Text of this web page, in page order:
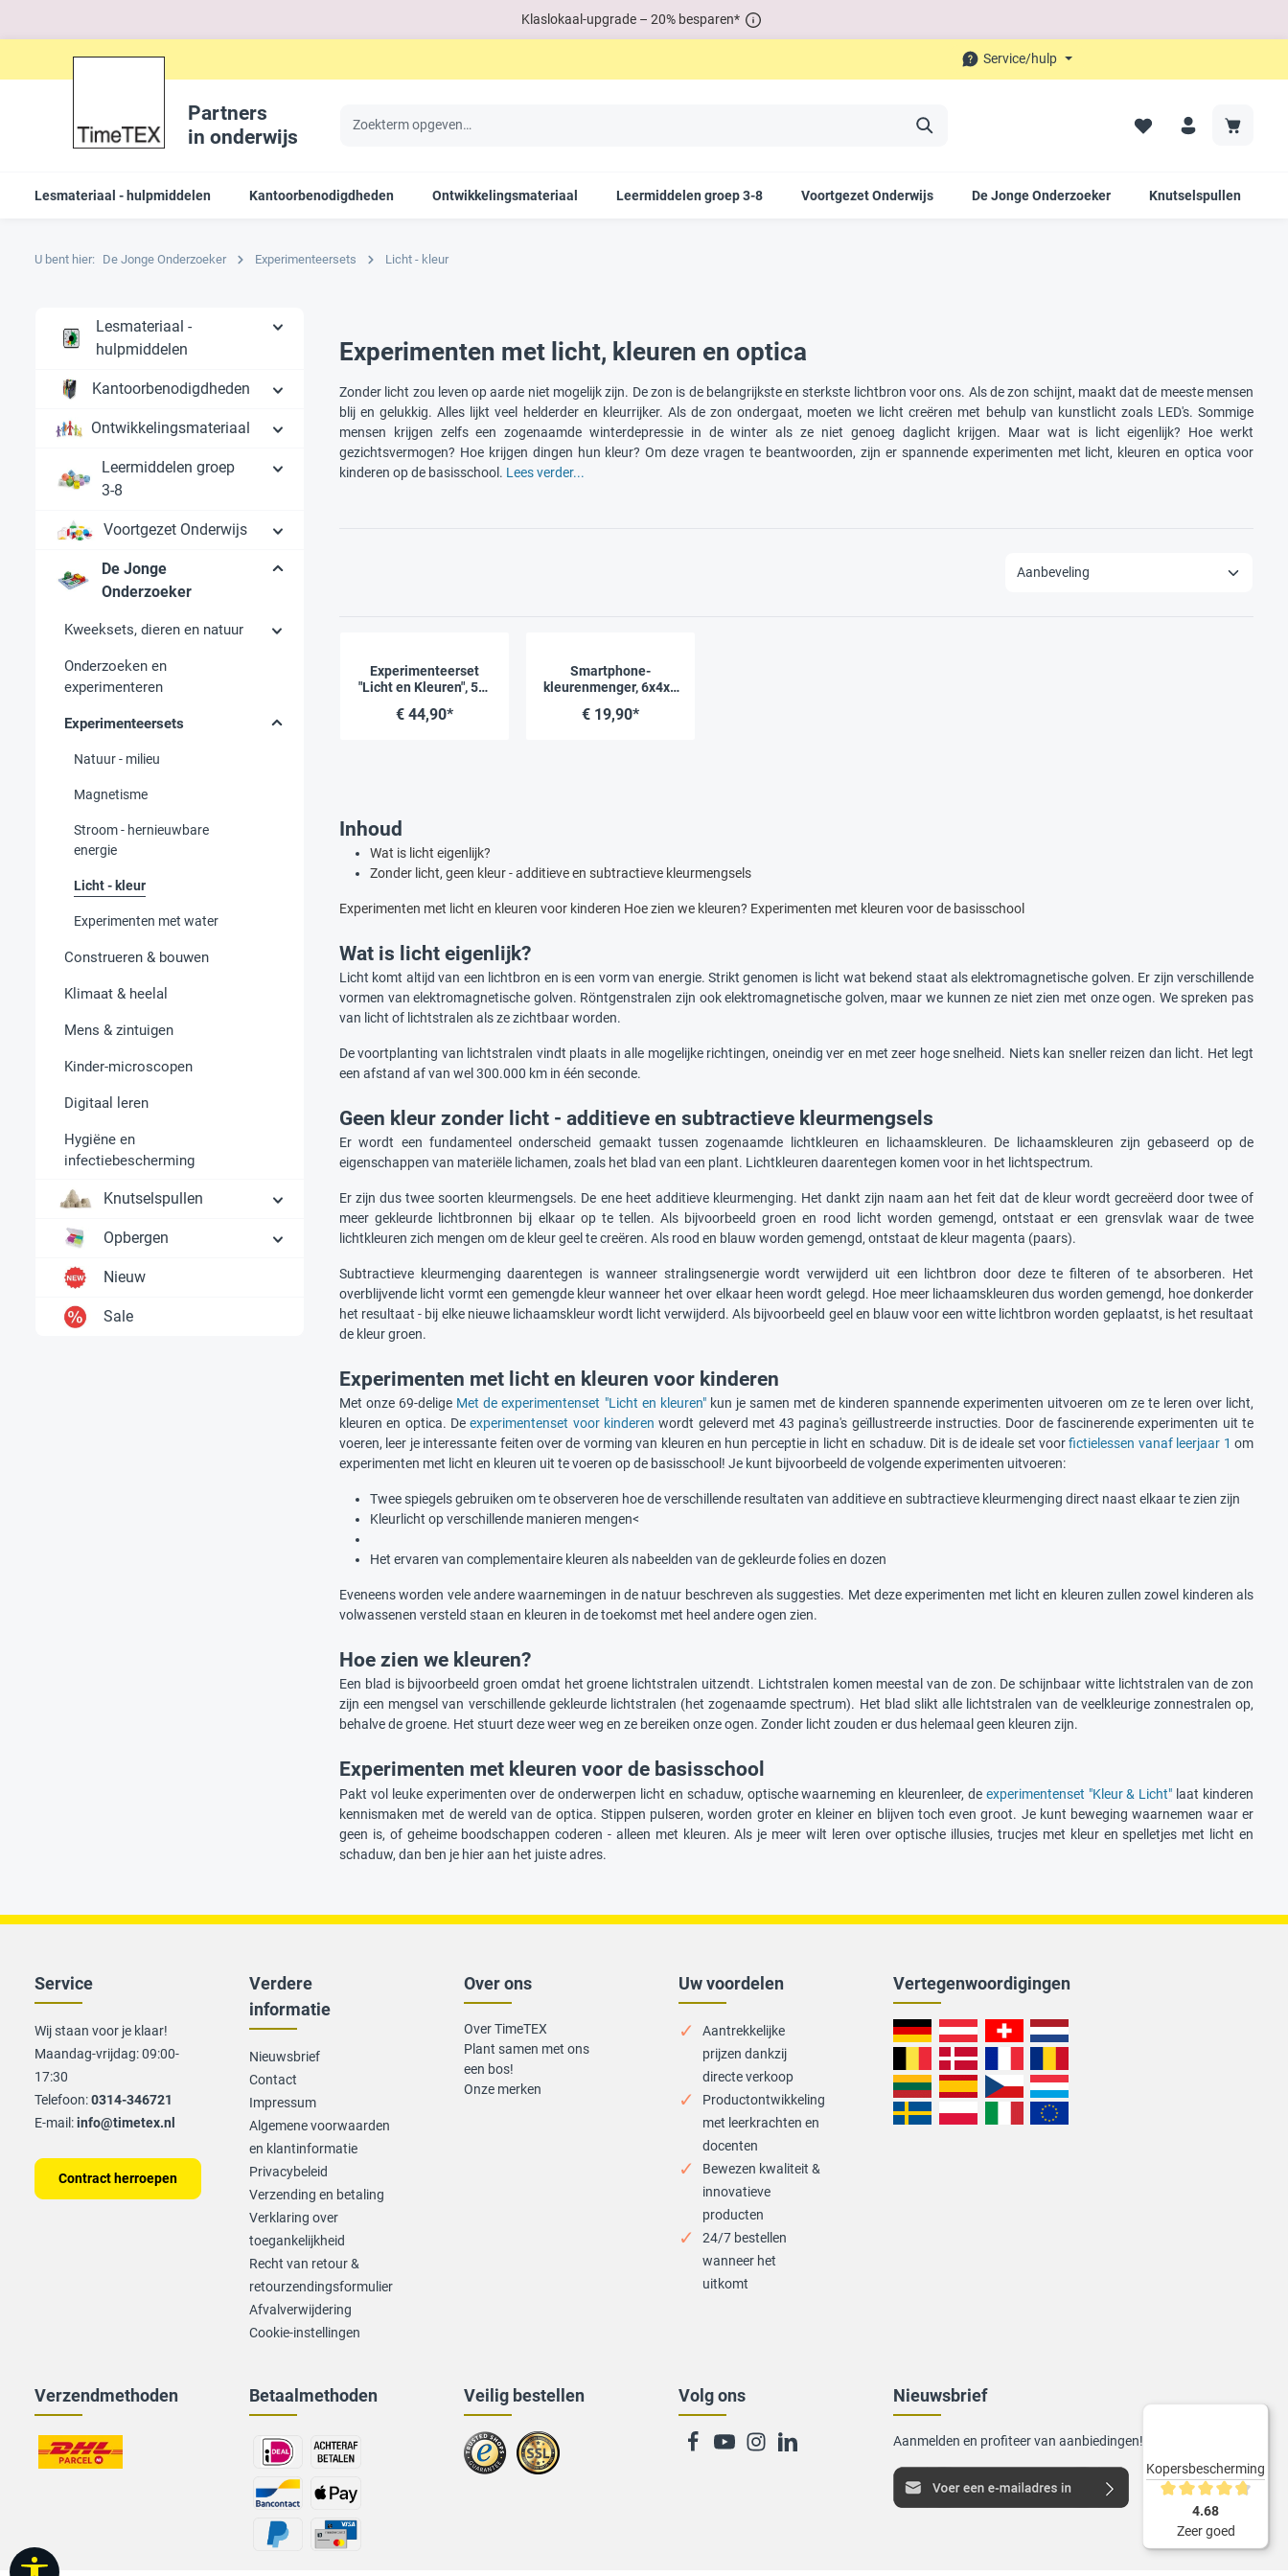
Klaslokaal-upgrade – 20% besparen*
Service/hulp
Partners
in onderwijs
Lesmateriaal - hulpmiddelen Kantoorbenodigdheden Ontwikkelingsmateriaal Leermiddelen groep 3-8 Voortgezet Onderwijs De Jonge Onderzoeker Knutselspullen
U bent hier: De Jonge Onderzoeker Experimenteersets Licht - kleur
Lesmateriaal -
hulpmiddelen
Kantoorbenodigdheden
Ontwikkelingsmateriaal
Leermiddelen groep
3-8
Voortgezet Onderwijs
De Jonge
Onderzoeker
Kweeksets, dieren en natuur
Onderzoeken en
experimenteren
Experimenteersets
Natuur - milieu
Magnetisme
Stroom - hernieuwbare
energie
Licht - kleur
Experimenten met water
Construeren & bouwen
Klimaat & heelal
Mens & zintuigen
Kinder-microscopen
Digitaal leren
Hygiëne en
infectiebescherming
Knutselspullen
Opbergen
Nieuw
Sale
Experimenten met licht, kleuren en optica
Zonder licht zou leven op aarde niet mogelijk zijn. De zon is de belangrijkste en sterkste lichtbron voor ons. Als de zon schijnt, maakt dat de meeste mensen
blij en gelukkig. Alles lijkt veel helderder en kleurrijker. Als de zon ondergaat, moeten we licht creëren met behulp van kunstlicht zoals LED's. Sommige
mensen krijgen zelfs een zogenaamde winterdepressie in de winter als ze niet genoeg daglicht krijgen. Maar wat is licht eigenlijk? Hoe werkt
gezichtsvermogen? Hoe krijgen dingen hun kleur? Om deze vragen te beantwoorden, zijn er spannende experimenten met licht, kleuren en optica voor
kinderen op de basisschool. Lees verder...
Experimenteerset
"Licht en Kleuren", 58-
€ 44,90*
Smartphone-
kleurenmenger, 6x4x5
opdrachtkaarten
€ 19,90*
Inhoud
Wat is licht eigenlijk?
Zonder licht, geen kleur - additieve en subtractieve kleurmengsels
Experimenten met licht en kleuren voor kinderen Hoe zien we kleuren? Experimenten met kleuren voor de basisschool
Wat is licht eigenlijk?
Licht komt altijd van een lichtbron en is een vorm van energie. Strikt genomen is licht wat bekend staat als elektromagnetische golven. Er zijn verschillende
vormen van elektromagnetische golven. Röntgenstralen zijn ook elektromagnetische golven, maar we kunnen ze niet zien met onze ogen. We spreken pas
van licht of lichtstralen als ze zichtbaar worden.
De voortplanting van lichtstralen vindt plaats in alle mogelijke richtingen, oneindig ver en met zeer hoge snelheid. Niets kan sneller reizen dan licht. Het legt
een afstand af van wel 300.000 km in één seconde.
Geen kleur zonder licht - additieve en subtractieve kleurmengsels
Er wordt een fundamenteel onderscheid gemaakt tussen zogenaamde lichtkleuren en lichaamskleuren. De lichaamskleuren zijn gebaseerd op de
eigenschappen van materiële lichamen, zoals het blad van een plant. Lichtkleuren daarentegen komen voor in het lichtspectrum.
Er zijn dus twee soorten kleurmengsels. De ene heet additieve kleurmenging. Het dankt zijn naam aan het feit dat de kleur wordt gecreëerd door twee of
meer gekleurde lichtbronnen bij elkaar op te tellen. Als bijvoorbeeld groen en rood licht worden gemengd, ontstaat er een grensvlak waar de twee
lichtkleuren zich mengen om de kleur geel te creëren. Als rood en blauw worden gemengd, ontstaat de kleur magenta (paars).
Subtractieve kleurmenging daarentegen is wanneer stralingsenergie wordt verwijderd uit een lichtbron door deze te filteren of te absorberen. Het
overblijvende licht vormt een gemengde kleur wanneer het over elkaar heen wordt gelegd. Hoe meer lichaamskleuren dus worden gemengd, hoe donkerder
het resultaat - bij elke nieuwe lichaamskleur wordt licht verwijderd. Als bijvoorbeeld geel en blauw voor een witte lichtbron worden geplaatst, is het resultaat
de kleur groen.
Experimenten met licht en kleuren voor kinderen
Met onze 69-delige Met de experimentenset "Licht en kleuren"kun je samen met de kinderen spannende experimenten uitvoeren om ze te leren over licht,
kleuren en optica. Deexperimentenset voor kinderen wordt geleverd met 43 pagina's geïllustreerde instructies. Door de fascinerende experimenten uit te
voeren, leer je interessante feiten over de vorming van kleuren en hun perceptie in licht en schaduw. Dit is de ideale set voorfictielessen vanaf leerjaar 1 om
experimenten met licht en kleuren uit te voeren op de basisschool! Je kunt bijvoorbeeld de volgende experimenten uitvoeren:
Twee spiegels gebruiken om te observeren hoe de verschillende resultaten van additieve en subtractieve kleurmenging direct naast elkaar te zien zijn
Kleurlicht op verschillende manieren mengen<
Het ervaren van complementaire kleuren als nabeelden van de gekleurde folies en dozen
Eveneens worden vele andere waarnemingen in de natuur beschreven als suggesties. Met deze experimenten met licht en kleuren zullen zowel kinderen als
volwassenen versteld staan en kleuren in de toekomst met heel andere ogen zien.
Hoe zien we kleuren?
Een blad is bijvoorbeeld groen omdat het groene lichtstralen uitzendt. Lichtstralen komen meestal van de zon. De schijnbaar witte lichtstralen van de zon
zijn een mengsel van verschillende gekleurde lichtstralen (het zogenaamde spectrum). Het blad slikt alle lichtstralen van de veelkleurige zonnestralen op,
behalve de groene. Het stuurt deze weer weg en ze bereiken onze ogen. Zonder licht zouden er dus helemaal geen kleuren zijn.
Experimenten met kleuren voor de basisschool
Pakt vol leuke experimenten over de onderwerpen licht en schaduw, optische waarneming en kleurenleer, de experimentenset "Kleur & Licht" laat kinderen
kennismaken met de wereld van de optica. Stippen pulseren, worden groter en kleiner en blijven toch even groot. Je kunt beweging waarnemen waar er
geen is, of geheime boodschappen coderen - alleen met kleuren. Als je meer wilt leren over optische illusies, trucjes met kleur en spelletjes met licht en
schaduw, dan ben je hier aan het juiste adres.
Volg ons
Uw voordelen
Aantrekkelijke
prijzen dankzij
directe verkoop
Productontwikkeling
met leerkrachten en
docenten
Bewezen kwaliteit &
innovatieve
producten
24/7 bestellen
wanneer het
uitkomt
Vertegenwoordigingen
Veilig bestellen
Zu
trusted
Over ons
Over TimeTEX
Plant samen met ons
een bos!
Onze merken
Nieuwsbrief
Aanmelden en profiteer van aanbiedingen!
Service
Wij staan voor je klaar!
Maandag-vrijdag: 09:00-
17:30
Telefoon:0314-346721
E-mail:info@timetex.nl
Contract herroepen
Verdere
informatie
Nieuwsbrief
Contact
Impressum
Algemene voorwaarden
en klantinformatie
Privacybeleid
Verzending en betaling
Verklaring over
toegankelijkheid
Recht van retour &
retourzendingsformulier
Afvalverwijdering
Cookie-instellingen
Betaalmethoden
Verzendmethoden
Taakbalk tonen
Kopersbescherming
Gemiddelde
4.68
Zeer goed